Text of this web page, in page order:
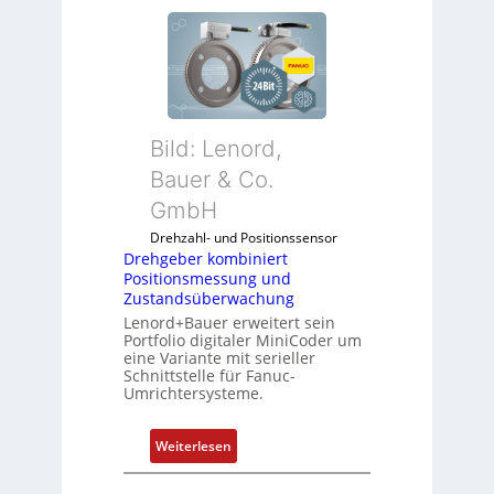
r
e
h
g
e
e
m
b
i
i
e
r
t
P
o
s
Bild: Lenord,
Bauer & Co.
GmbH
Drehzahl- und Positionssensor
Drehgeber kombiniert
Positionsmessung und
Zustandsüberwachung
Lenord+Bauer erweitert sein
Portfolio digitaler MiniCoder um
eine Variante mit serieller
Schnittstelle für Fanuc-
Umrichtersysteme.
Weiterlesen:
D